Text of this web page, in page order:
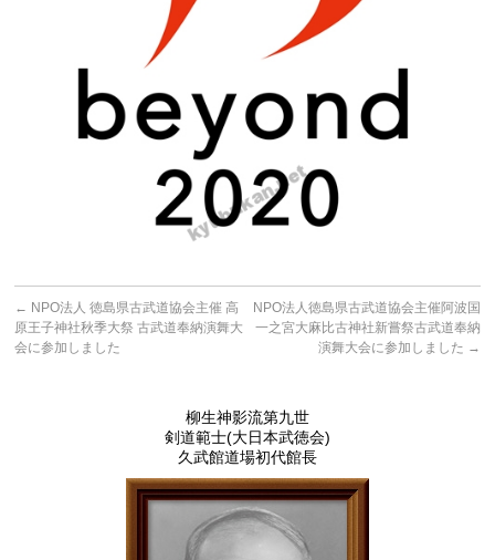
← NPO法人 徳島県古武道協会主催 高
原王子神社秋季大祭 古武道奉納演舞大
会に参加しました
NPO法人徳島県古武道協会主催阿波国
一之宮大麻比古神社新嘗祭古武道奉納
演舞大会に参加しました →
柳生神影流第九世
剣道範士(大日本武徳会)
久武館道場初代館長